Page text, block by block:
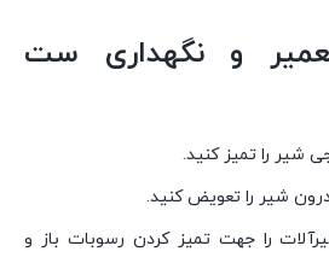
و نگهداری ست
شیر را تمیز کنید.
شیر را تعویض کنید.
را جهت تمیز کردن رسوبات باز و